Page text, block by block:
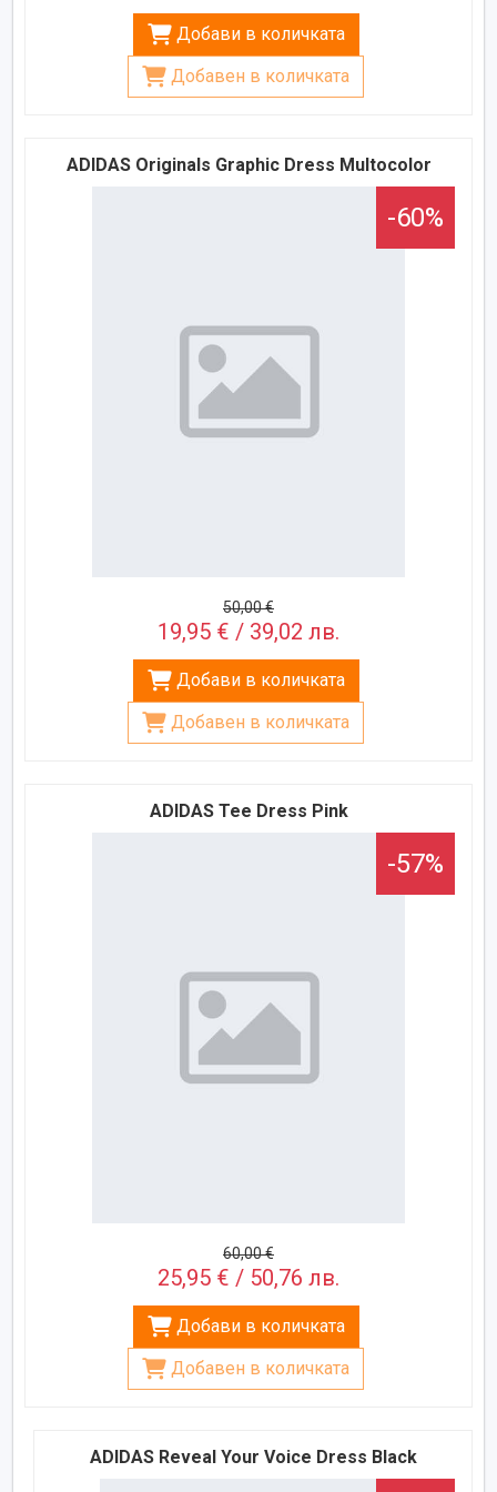
Добави в количката
Добавен в количката
ADIDAS Originals Graphic Dress Multocolor
-60%
50,00 €
19,95 € / 39,02 лв.
Добави в количката
Добавен в количката
ADIDAS Tee Dress Pink
-57%
60,00 €
25,95 € / 50,76 лв.
Добави в количката
Добавен в количката
ADIDAS Reveal Your Voice Dress Black